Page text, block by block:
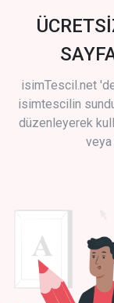
isimTescil.net
isimtescilin
düzenleyerek
veya